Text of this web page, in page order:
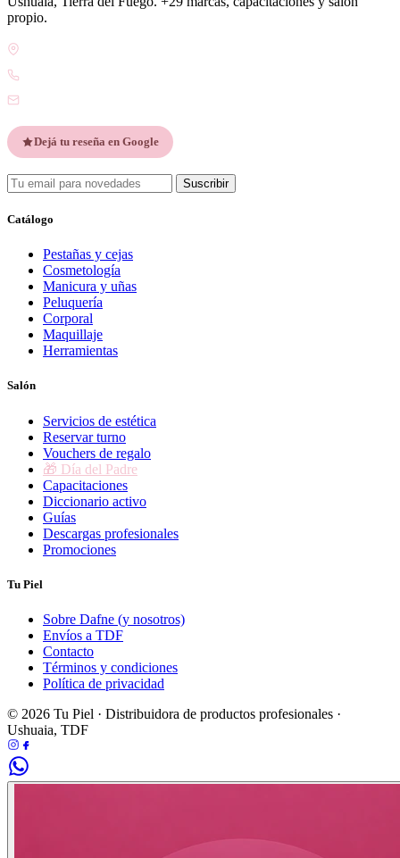
propio.
Dejá tu reseña en Google
Suscribir
Catálogo
Pestañas y cejas
Cosmetología
Manicura y uñas
Peluquería
Corporal
Maquillaje
Herramientas
Salón
Servicios de estética
Reservar turno
Vouchers de regalo
🎁 Día del Padre
Capacitaciones
Diccionario activo
Guías
Descargas profesionales
Promociones
Tu Piel
Sobre Dafne (y nosotros)
Envíos a TDF
Contacto
Términos y condiciones
Política de privacidad
© 2026 Tu Piel · Distribuidora de productos profesionales ·
Ushuaia, TDF